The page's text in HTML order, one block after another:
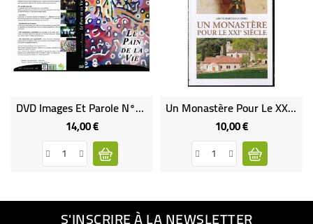
DVD Images Et Parole N°4 "Le Pain De La Vie"
14,00 €Prix
Un Monastère Pour Le XXI Siècle (DVD Occasion)
10,00 €Prix